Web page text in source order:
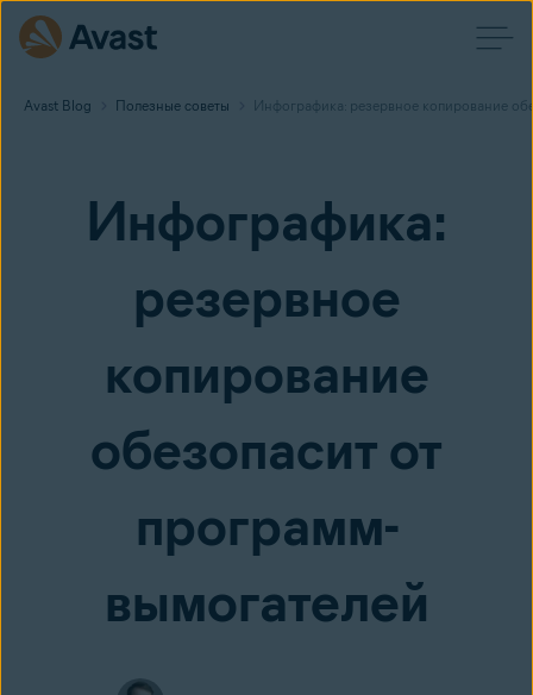
Avast Blog Полезные советы Инфографика: резервное копирование
Инфографика:
резервное
копирование
обезопасит от
программ-
вымогателей